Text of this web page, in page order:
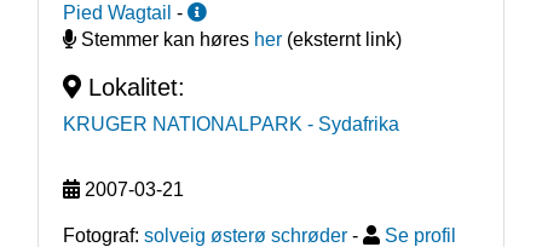
Pied Wagtail -
Stemmer kan høres her(eksternt link)
Lokalitet:
KRUGER NATIONALPARK - Sydafrika
2007-03-21
Fotograf: solveig østerø schrøder - Se profil